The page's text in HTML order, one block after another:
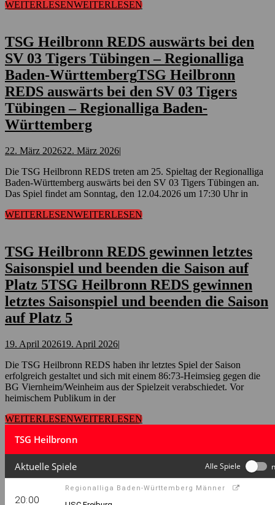
WEITERLESENWEITERLESEN
TSG Heilbronn REDS auswärts bei den
SV 03 Tigers Tübingen – Regionalliga
Baden-WürttembergTSG Heilbronn
REDS auswärts bei den SV 03 Tigers
Tübingen – Regionalliga Baden-
Württemberg
22. März 202622. März 2026|
Die TSG Heilbronn REDS treten am 25. Spieltag der Regionalliga
Baden-Württemberg auswärts bei den SV 03 Tigers Tübingen an.
Das Spiel findet am Sonntag, den 12.04.2026 um 17:30 Uhr in
WEITERLESENWEITERLESEN
TSG Heilbronn REDS gewinnen letztes
Saisonspiel und beenden die Saison auf
Platz 5TSG Heilbronn REDS gewinnen
letztes Saisonspiel und beenden die Saison
auf Platz 5
19. April 202619. April 2026|
Die TSG Heilbronn REDS haben ihr letztes Spiel der Saison
erfolgreich gestaltet und sich mit einem 86:73-Heimsieg gegen die
BG Viernheim/Weinheim aus der Spielzeit verabschiedet. Vor
heimischem Publikum in der
WEITERLESENWEITERLESEN